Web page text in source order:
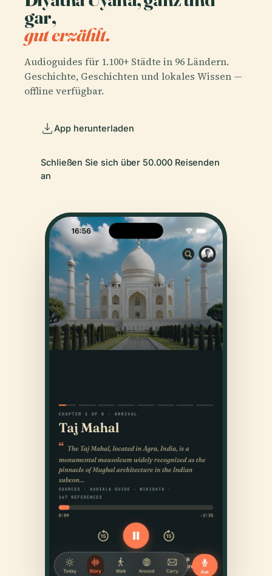
gar,
gut erzählt.
Audioguides für 1.100+ Städte in 96 Ländern.
Geschichte, Geschichten und lokales Wissen —
offline verfügbar.
App herunterladen
Schließen Sie sich über 50.000 Reisenden
an